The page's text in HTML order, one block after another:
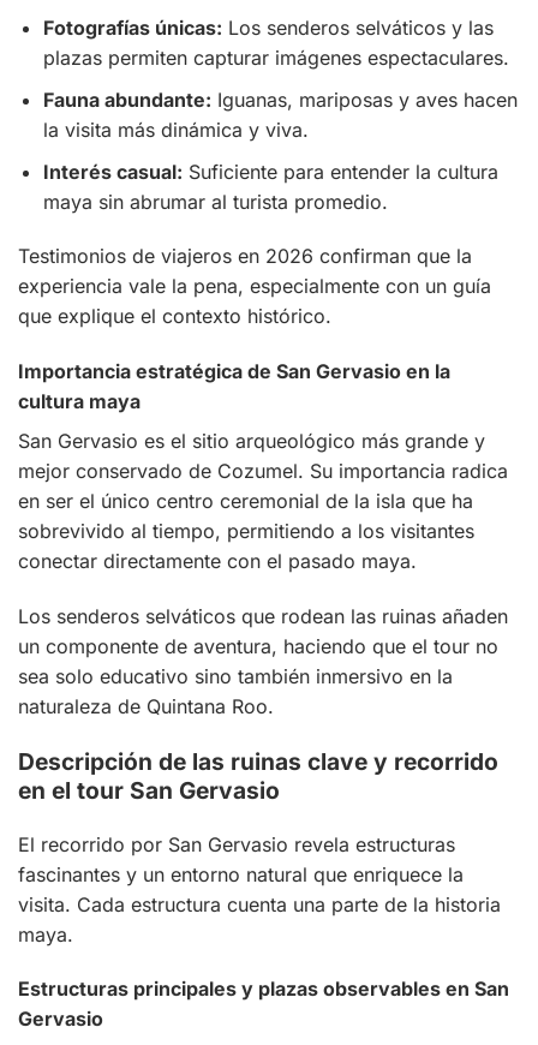
Fotografías únicas: Los senderos selváticos y las
plazas permiten capturar imágenes espectaculares.
Fauna abundante: Iguanas, mariposas y aves hacen
la visita más dinámica y viva.
Interés casual: Suficiente para entender la cultura
maya sin abrumar al turista promedio.
Testimonios de viajeros en 2026 confirman que la
experiencia vale la pena, especialmente con un guía
que explique el contexto histórico.
Importancia estratégica de San Gervasio en la
cultura maya
San Gervasio es el sitio arqueológico más grande y
mejor conservado de Cozumel. Su importancia radica
en ser el único centro ceremonial de la isla que ha
sobrevivido al tiempo, permitiendo a los visitantes
conectar directamente con el pasado maya.
Los senderos selváticos que rodean las ruinas añaden
un componente de aventura, haciendo que el tour no
sea solo educativo sino también inmersivo en la
naturaleza de Quintana Roo.
Descripción de las ruinas clave y recorrido
en el tour San Gervasio
El recorrido por San Gervasio revela estructuras
fascinantes y un entorno natural que enriquece la
visita. Cada estructura cuenta una parte de la historia
maya.
Estructuras principales y plazas observables en San
Gervasio